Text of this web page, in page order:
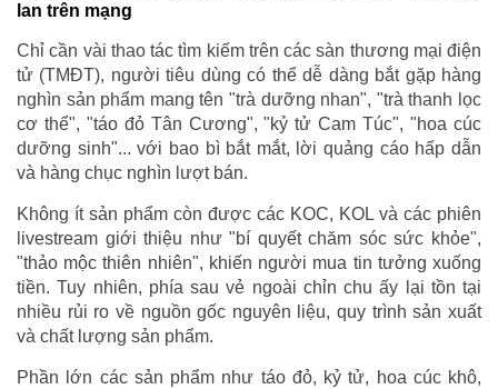
lan trên mạng
Chỉ cần vài thao tác tìm kiếm trên các sàn thương mại điện
tử (TMĐT), người tiêu dùng có thể dễ dàng bắt gặp hàng
nghìn sản phẩm mang tên "trà dưỡng nhan", "trà thanh lọc
cơ thể", "táo đỏ Tân Cương", "kỷ tử Cam Túc", "hoa cúc
dưỡng sinh"... với bao bì bắt mắt, lời quảng cáo hấp dẫn
và hàng chục nghìn lượt bán.
Không ít sản phẩm còn được các KOC, KOL và các phiên
livestream giới thiệu như "bí quyết chăm sóc sức khỏe",
"thảo mộc thiên nhiên", khiến người mua tin tưởng xuống
tiền. Tuy nhiên, phía sau vẻ ngoài chỉn chu ấy lại tồn tại
nhiều rủi ro về nguồn gốc nguyên liệu, quy trình sản xuất
và chất lượng sản phẩm.
Phần lớn các sản phẩm như táo đỏ, kỷ tử, hoa cúc khô,